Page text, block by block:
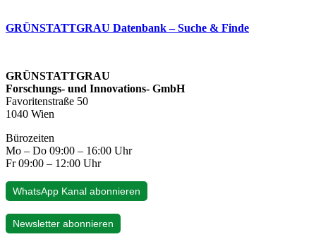
GRÜNSTATTGRAU Datenbank – Suche & Finde
GRÜNSTATTGRAU
Forschungs- und Innovations- GmbH
Favoritenstraße 50
1040 Wien
Bürozeiten
Mo – Do 09:00 – 16:00 Uhr
Fr 09:00 – 12:00 Uhr
WhatsApp Kanal abonnieren
Newsletter abonnieren